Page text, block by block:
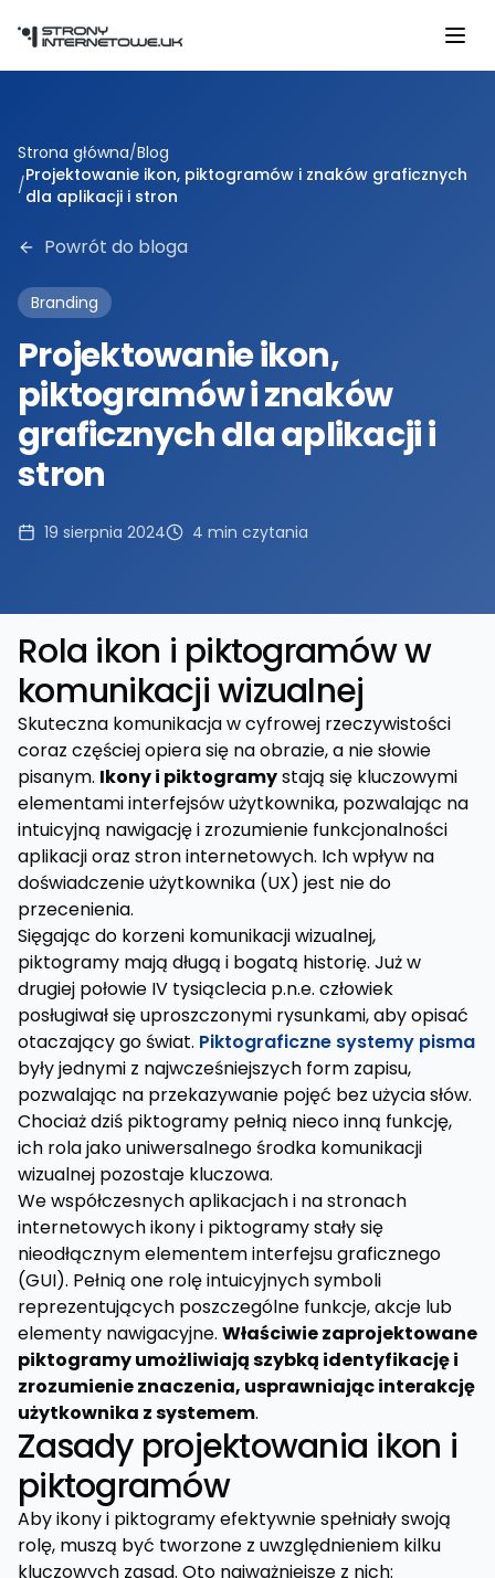
Strona główna/Blog
/Projektowanie ikon, piktogramów i znaków graficznych
dla aplikacji i stron
Powrót do bloga
Branding
Projektowanie ikon,
piktogramów i znaków
graficznych dla aplikacji i
stron
19 sierpnia 2024 4 min czytania
Rola ikon i piktogramów w
komunikacji wizualnej
Skuteczna komunikacja w cyfrowej rzeczywistości
coraz częściej opiera się na obrazie, a nie słowie
pisanym. Ikony i piktogramystają się kluczowymi
elementami interfejsów użytkownika, pozwalając na
intuicyjną nawigację i zrozumienie funkcjonalności
aplikacji oraz stron internetowych. Ich wpływ na
doświadczenie użytkownika (UX) jest nie do
przecenienia.
Sięgając do korzeni komunikacji wizualnej,
piktogramy mają długą i bogatą historię. Już w
drugiej połowie IV tysiąclecia p.n.e. człowiek
posługiwał się uproszczonymi rysunkami, aby opisać
otaczający go świat. Piktograficzne systemy pisma
były jednymi z najwcześniejszych form zapisu,
pozwalając na przekazywanie pojęć bez użycia słów.
Chociaż dziś piktogramy pełnią nieco inną funkcję,
ich rola jako uniwersalnego środka komunikacji
wizualnej pozostaje kluczowa.
We współczesnych aplikacjach i na stronach
internetowych ikony i piktogramy stały się
nieodłącznym elementem interfejsu graficznego
(GUI). Pełnią one rolę intuicyjnych symboli
reprezentujących poszczególne funkcje, akcje lub
elementy nawigacyjne. Właściwie zaprojektowane
piktogramy umożliwiają szybką identyfikację i
zrozumienie znaczenia, usprawniając interakcję
użytkownika z systemem.
Zasady projektowania ikon i
piktogramów
Aby ikony i piktogramy efektywnie spełniały swoją
rolę, muszą być tworzone z uwzględnieniem kilku
kluczowych zasad. Oto najważniejsze z nich: